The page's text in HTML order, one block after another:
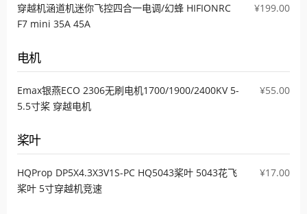
穿越机涵道机迷你飞控四合一电调/幻蜂 HIFIONRC
F7 mini 35A 45A
¥199.00
电机
Emax银燕ECO 2306无刷电机1700/1900/2400KV 5-
5.5寸桨 穿越电机
¥55.00
桨叶
HQProp DP5X4.3X3V1S-PC HQ5043桨叶 5043花飞
桨叶 5寸穿越机竞速
¥17.00